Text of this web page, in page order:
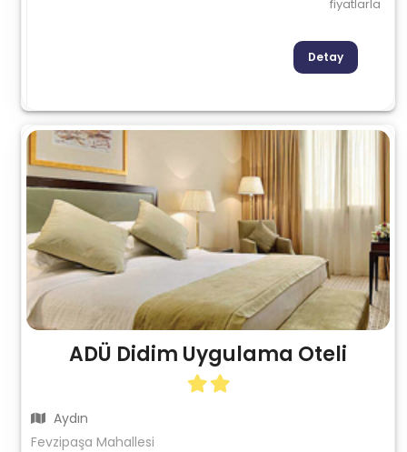
fiyatlarla
Detay
ADÜ Didim Uygulama Oteli
Aydın
Fevzipaşa Mahallesi